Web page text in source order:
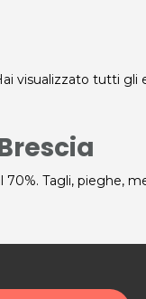
visualizzato tutti gli
Tagli, pieghe,